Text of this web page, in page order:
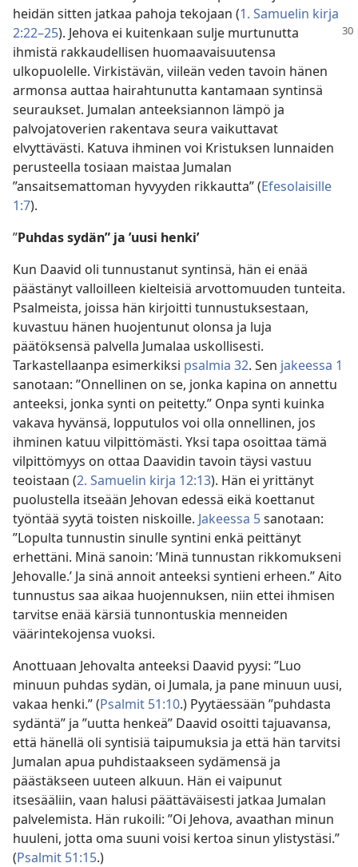
heidän sitten jatkaa pahoja tekojaan (1. Samuelin kirja
2:22–25). Jehova ei kuitenkaan sulje murtunutta
ihmistä rakkaudellisen huomaavaisuutensa
ulkopuolelle. Virkistävän, viileän veden tavoin hänen
armonsa auttaa hairahtunutta kantamaan syntinsä
seuraukset. Jumalan anteeksiannon lämpö ja
palvojatoverien rakentava seura vaikuttavat
elvyttävästi. Katuva ihminen voi Kristuksen lunnaiden
perusteella tosiaan maistaa Jumalan
”ansaitsemattoman hyvyyden rikkautta” (Efesolaisille
1:7).
”Puhdas sydän” ja ’uusi henki’
Kun Daavid oli tunnustanut syntinsä, hän ei enää
päästänyt valloilleen kielteisiä arvottomuuden tunteita.
Psalmeista, joissa hän kirjoitti tunnustuksestaan,
kuvastuu hänen huojentunut olonsa ja luja
päätöksensä palvella Jumalaa uskollisesti.
Tarkastellaanpa esimerkiksi psalmia 32. Sen jakeessa 1
sanotaan: ”Onnellinen on se, jonka kapina on annettu
anteeksi, jonka synti on peitetty.” Onpa synti kuinka
vakava hyvänsä, lopputulos voi olla onnellinen, jos
ihminen katuu vilpittömästi. Yksi tapa osoittaa tämä
vilpittömyys on ottaa Daavidin tavoin täysi vastuu
teoistaan (2. Samuelin kirja 12:13). Hän ei yrittänyt
puolustella itseään Jehovan edessä eikä koettanut
työntää syytä toisten niskoille. Jakeessa 5sanotaan:
”Lopulta tunnustin sinulle syntini enkä peittänyt
erhettäni. Minä sanoin: ’Minä tunnustan rikkomukseni
Jehovalle.’ Ja sinä annoit anteeksi syntieni erheen.” Aito
tunnustus saa aikaa huojennuksen, niin ettei ihmisen
tarvitse enää kärsiä tunnontuskia menneiden
väärintekojensa vuoksi.
Anottuaan Jehovalta anteeksi Daavid pyysi: ”Luo
minuun puhdas sydän, oi Jumala, ja pane minuun uusi,
vakaa henki.” (Psalmit 51:10.) Pyytäessään ”puhdasta
sydäntä” ja ”uutta henkeä” Daavid osoitti tajuavansa,
että hänellä oli syntisiä taipumuksia ja että hän tarvitsi
Jumalan apua puhdistaakseen sydämensä ja
päästäkseen uuteen alkuun. Hän ei vaipunut
itsesääliin, vaan halusi päättäväisesti jatkaa Jumalan
palvelemista. Hän rukoili: ”Oi Jehova, avaathan minun
huuleni, jotta oma suuni voisi kertoa sinun ylistystäsi.”
(Psalmit 51:15.)